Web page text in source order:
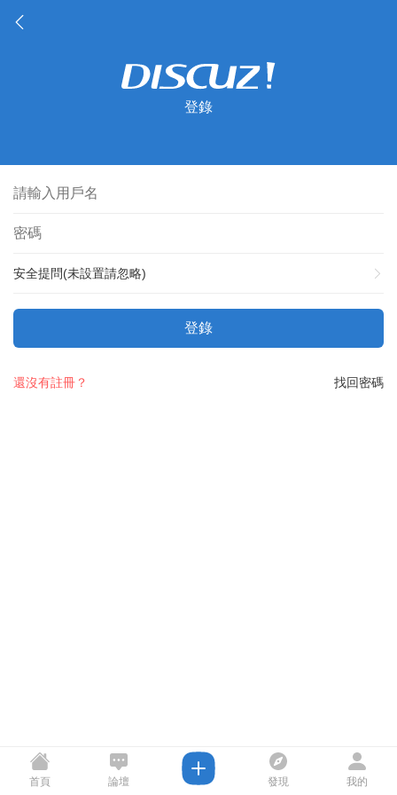
登錄
安全提問(未設置請忽略)
登錄
找回密碼
還沒有註冊？
首頁 論壇 發現 我的